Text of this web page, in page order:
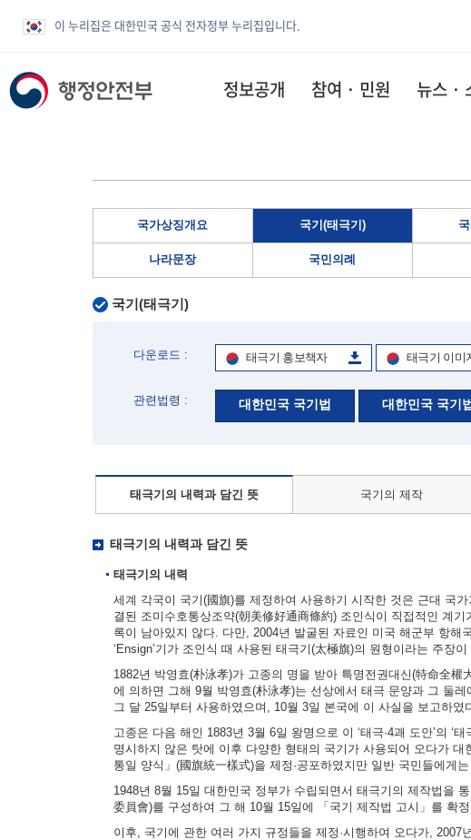
이 누리집은 대한민국 공식 전자정부 누리집입니다.
정보공개 참여 · 민원 뉴스 ·
국가상징개요 국기(태극기)
나라문장 국민의례
국기(태극기)
다운로드 : 태극기 홍보책자 태극기 이미
관련법령 : 대한민국 국기법 대한민국 국기
태극기의 내력과 담긴 뜻 국기의 제작
태극기의 내력과 담긴 뜻
태극기의 내력
세계 각국이 국기(國旗)를 제정하여 사용하기 시작한 것은 근대 국
결된 조미수호통상조약(朝美修好通商條約) 조인식이 직접적인 계
록이 남아있지 않다. 다만, 2004년 발굴된 자료인 미국 해군부 항해
‘Ensign’기가 조인식 때 사용된 태극기(太極旗)의 원형이라는 주장이
1882년 박영효(朴泳孝)가 고종의 명을 받아 특명전권대신(特命全
에 의하면 그해 9월 박영효(朴泳孝)는 선상에서 태극 문양과 그 둘
그 달 25일부터 사용하였으며, 10월 3일 본국에 이 사실을 보고하였
고종은 다음 해인 1883년 3월 6일 왕명으로 이 ‘태극·4괘 도안’의 ‘
명시하지 않은 탓에 이후 다양한 형태의 국기가 사용되어 오다가
통일 양식」(國旗統一樣式)을 제정·공포하였지만 일반 국민들에게
1948년 8월 15일 대한민국 정부가 수립되면서 태극기의 제작법을
委員會)를 구성하여 그 해 10월 15일에 「국기 제작법 고시」를 확정
이후, 국기에 관한 여러 가지 규정들을 제정·시행하여 오다가,